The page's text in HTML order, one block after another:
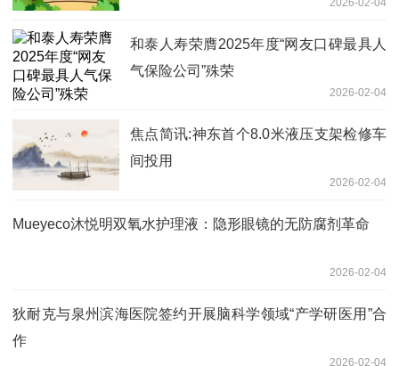
和泰人寿荣膺2025年度“网友口碑最具人
气保险公司”殊荣
2026-02-04
焦点简讯:神东首个8.0米液压支架检修车
间投用
2026-02-04
Mueyeco沐悦明双氧水护理液：隐形眼镜的无防腐剂革命
2026-02-04
狄耐克与泉州滨海医院签约开展脑科学领域“产学研医用”合
作
2026-02-04